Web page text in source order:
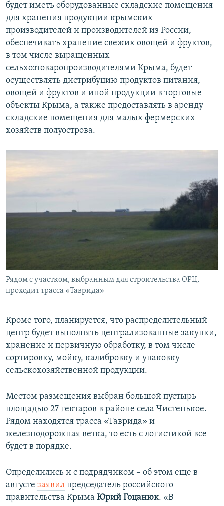
будет иметь оборудованные складские помещения
для хранения продукции крымских
производителей и производителей из России,
обеспечивать хранение свежих овощей и фруктов,
в том числе выращенных
сельхозтоваропроизводителями Крыма, будет
осуществлять дистрибуцию продуктов питания,
овощей и фруктов и иной продукции в торговые
объекты Крыма, а также предоставлять в аренду
складские помещения для малых фермерских
хозяйств полуострова.
Рядом с участком, выбранным для строительства ОРЦ,
проходит трасса «Таврида»
Кроме того, планируется, что распределительный
центр будет выполнять централизованные закупки,
хранение и первичную обработку, в том числе
сортировку, мойку, калибровку и упаковку
сельскохозяйственной продукции.
Местом размещения выбран большой пустырь
площадью 27 гектаров в районе села Чистенькое.
Рядом находятся трасса «Таврида» и
железнодорожная ветка, то есть с логистикой все
будет в порядке.
Определились и с подрядчиком – об этом еще в
августе заявил председатель российского
правительства Крыма Юрий Гоцанюк. «В